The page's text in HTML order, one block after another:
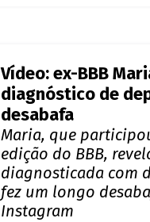
Vídeo: ex-BBB
diagnóstico de
desabafa
Maria, que
edição do BBB,
diagnosticada com
fez um longo
Instagram